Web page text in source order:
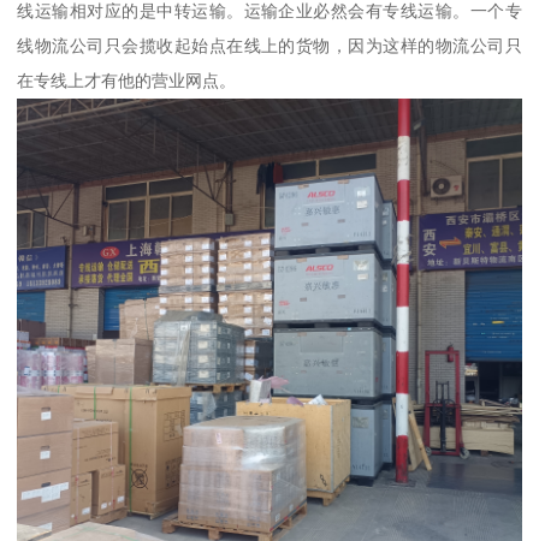
线运输相对应的是中转运输。运输企业必然会有专线运输。一个专
线物流公司只会揽收起始点在线上的货物，因为这样的物流公司只
在专线上才有他的营业网点。